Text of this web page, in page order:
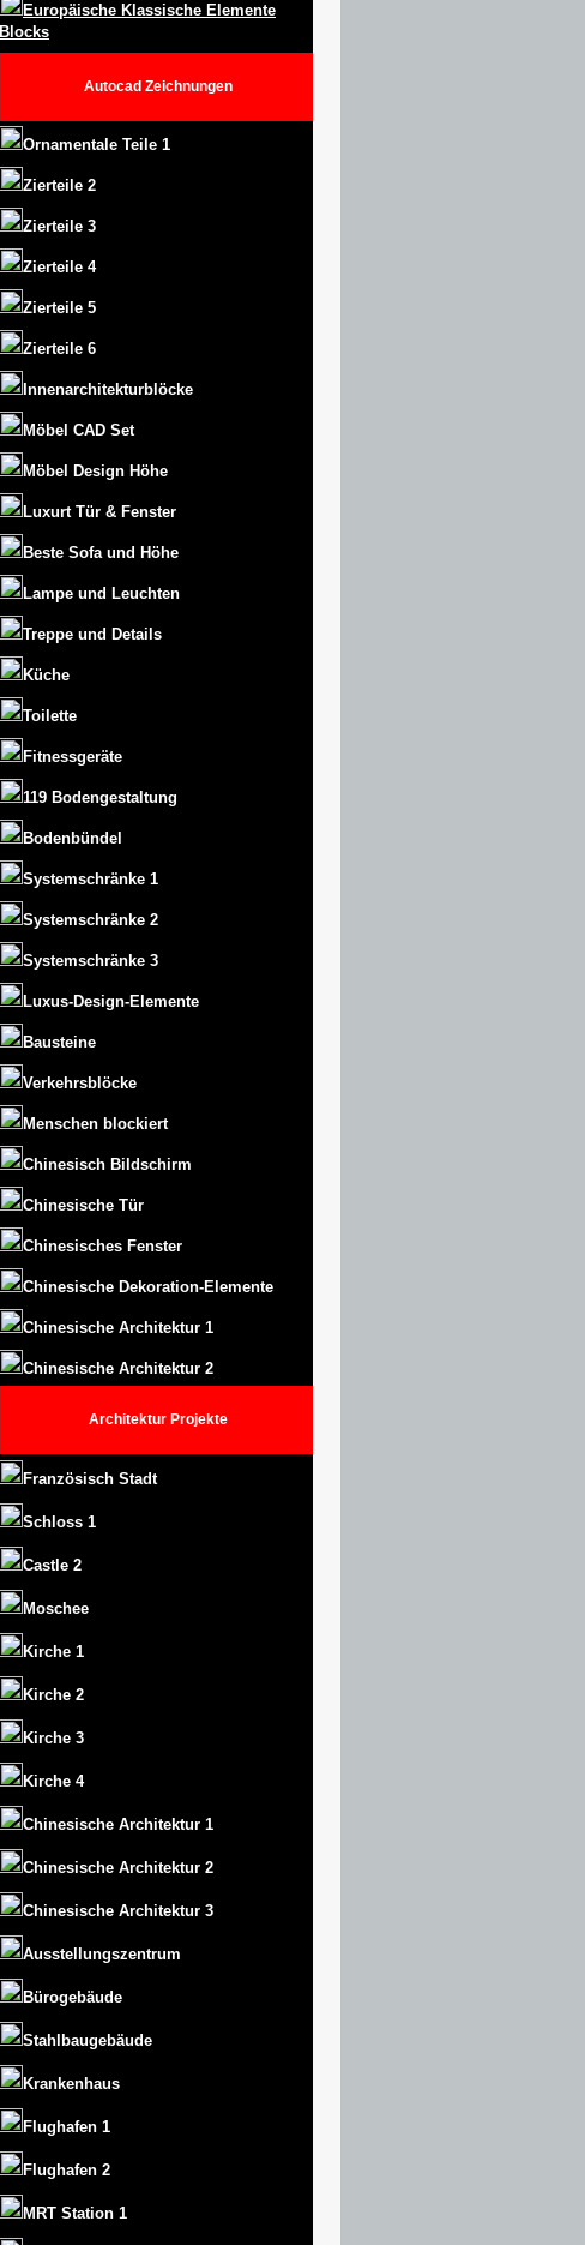
Europäische Klassische Elemente
Blocks
Autocad Zeichnungen
Ornamentale Teile 1
Zierteile 2
Zierteile 3
Zierteile 4
Zierteile 5
Zierteile 6
Innenarchitekturblöcke
Möbel CAD Set
Möbel Design Höhe
Luxurt Tür & Fenster
Beste Sofa und Höhe
Lampe und Leuchten
Treppe und Details
Küche
Toilette
Fitnessgeräte
119 Bodengestaltung
Bodenbündel
Systemschränke 1
Systemschränke 2
Systemschränke 3
Luxus-Design-Elemente
Bausteine
Verkehrsblöcke
Menschen blockiert
Chinesisch Bildschirm
Chinesische Tür
Chinesisches Fenster
Chinesische Dekoration-Elemente
Chinesische Architektur 1
Chinesische Architektur 2
Architektur Projekte
Französisch Stadt
Schloss 1
Castle 2
Moschee
Kirche 1
Kirche 2
Kirche 3
Kirche 4
Chinesische Architektur 1
Chinesische Architektur 2
Chinesische Architektur 3
Ausstellungszentrum
Bürogebäude
Stahlbaugebäude
Krankenhaus
Flughafen 1
Flughafen 2
MRT Station 1